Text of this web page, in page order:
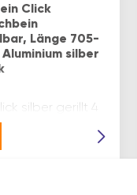
Click
Länge 705-
silber
silber gerillt 4